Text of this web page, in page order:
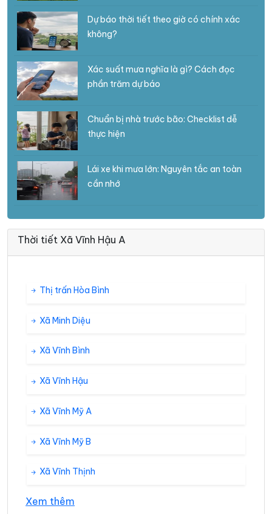
Dự báo thời tiết theo giờ có chính xác
không?
Xác suất mưa nghĩa là gì? Cách đọc
phần trăm dự báo
Chuẩn bị nhà trước bão: Checklist dễ
thực hiện
Lái xe khi mưa lớn: Nguyên tắc an toàn
cần nhớ
Thời tiết Xã Vĩnh Hậu A
Thị trấn Hòa Bình
Xã Minh Diệu
Xã Vĩnh Bình
Xã Vĩnh Hậu
Xã Vĩnh Mỹ A
Xã Vĩnh Mỹ B
Xã Vĩnh Thịnh
Xem thêm